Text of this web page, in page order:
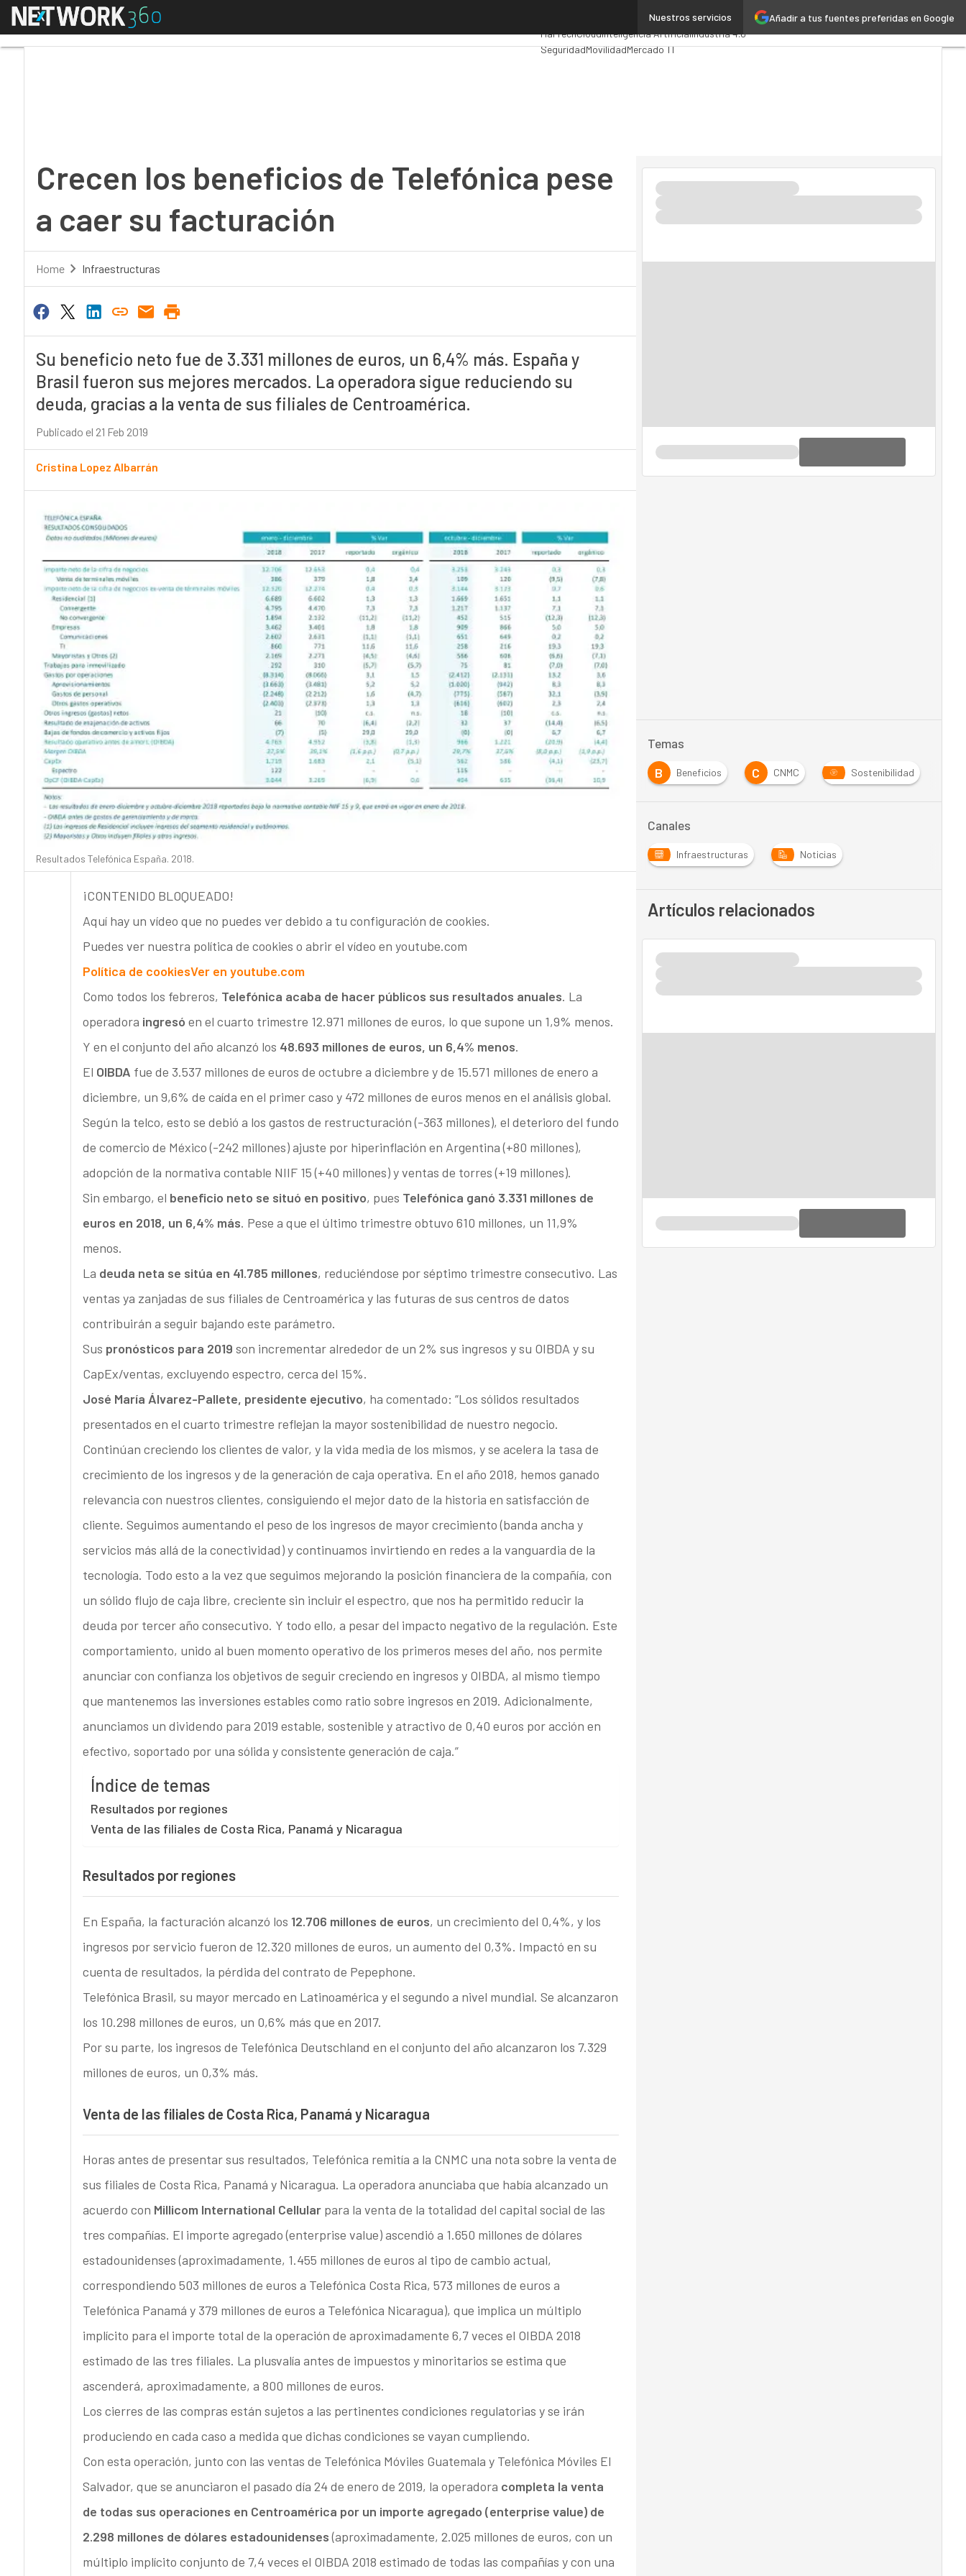
Añadir a tus fuentes preferidas en Google
Nuestros servicios
Menú AnalyticsAdministración Pública
MarTechCloudInteligencia ArtificialIndustria 4.0
SeguridadMovilidadMercado TI
Crecen los beneficios de Telefónica pese
a caer su facturación
Home Infraestructuras
Su beneficio neto fue de 3.331 millones de euros, un 6,4% más. España y
Brasil fueron sus mejores mercados. La operadora sigue reduciendo su
deuda, gracias a la venta de sus filiales de Centroamérica.
Publicado el 21 Feb 2019
Cristina Lopez Albarrán
Resultados Telefónica España. 2018.
¡CONTENIDO BLOQUEADO!
Aquí hay un vídeo que no puedes ver debido a tu configuración de cookies.
Puedes ver nuestra política de cookies o abrir el vídeo en youtube.com
Política de cookiesVer en youtube.com
Como todos los febreros, Telefónica acaba de hacer públicos sus resultados anuales. La
operadora ingresó en el cuarto trimestre 12.971 millones de euros, lo que supone un 1,9% menos.
Y en el conjunto del año alcanzó los 48.693 millones de euros, un 6,4% menos.
El OIBDA fue de 3.537 millones de euros de octubre a diciembre y de 15.571 millones de enero a
diciembre, un 9,6% de caída en el primer caso y 472 millones de euros menos en el análisis global.
Según la telco, esto se debió a los gastos de restructuración (-363 millones), el deterioro del fundo
de comercio de México (-242 millones) ajuste por hiperinflación en Argentina (+80 millones),
adopción de la normativa contable NIIF 15 (+40 millones) y ventas de torres (+19 millones).
Sin embargo, el beneficio neto se situó en positivo, pues Telefónica ganó 3.331 millones de
euros en 2018, un 6,4% más. Pese a que el último trimestre obtuvo 610 millones, un 11,9%
menos.
La deuda neta se sitúa en 41.785 millones, reduciéndose por séptimo trimestre consecutivo. Las
ventas ya zanjadas de sus filiales de Centroamérica y las futuras de sus centros de datos
contribuirán a seguir bajando este parámetro.
Sus pronósticos para 2019 son incrementar alrededor de un 2% sus ingresos y su OIBDA y su
CapEx/ventas, excluyendo espectro, cerca del 15%.
José María Álvarez-Pallete, presidente ejecutivo, ha comentado: “Los sólidos resultados
presentados en el cuarto trimestre reflejan la mayor sostenibilidad de nuestro negocio.
Continúan creciendo los clientes de valor, y la vida media de los mismos, y se acelera la tasa de
crecimiento de los ingresos y de la generación de caja operativa. En el año 2018, hemos ganado
relevancia con nuestros clientes, consiguiendo el mejor dato de la historia en satisfacción de
cliente. Seguimos aumentando el peso de los ingresos de mayor crecimiento (banda ancha y
servicios más allá de la conectividad) y continuamos invirtiendo en redes a la vanguardia de la
tecnología. Todo esto a la vez que seguimos mejorando la posición financiera de la compañía, con
un sólido flujo de caja libre, creciente sin incluir el espectro, que nos ha permitido reducir la
deuda por tercer año consecutivo. Y todo ello, a pesar del impacto negativo de la regulación. Este
comportamiento, unido al buen momento operativo de los primeros meses del año, nos permite
anunciar con confianza los objetivos de seguir creciendo en ingresos y OIBDA, al mismo tiempo
que mantenemos las inversiones estables como ratio sobre ingresos en 2019. Adicionalmente,
anunciamos un dividendo para 2019 estable, sostenible y atractivo de 0,40 euros por acción en
efectivo, soportado por una sólida y consistente generación de caja.”
Índice de temas
Resultados por regiones
Venta de las filiales de Costa Rica, Panamá y Nicaragua
Resultados por regiones
En España, la facturación alcanzó los 12.706 millones de euros, un crecimiento del 0,4%, y los
ingresos por servicio fueron de 12.320 millones de euros, un aumento del 0,3%. Impactó en su
cuenta de resultados, la pérdida del contrato de Pepephone.
Telefónica Brasil, su mayor mercado en Latinoamérica y el segundo a nivel mundial. Se alcanzaron
los 10.298 millones de euros, un 0,6% más que en 2017.
Por su parte, los ingresos de Telefónica Deutschland en el conjunto del año alcanzaron los 7.329
millones de euros, un 0,3% más.
Venta de las filiales de Costa Rica, Panamá y Nicaragua
Horas antes de presentar sus resultados, Telefónica remitía a la CNMC una nota sobre la venta de
sus filiales de Costa Rica, Panamá y Nicaragua. La operadora anunciaba que había alcanzado un
acuerdo con Millicom International Cellularpara la venta de la totalidad del capital social de las
tres compañías. El importe agregado (enterprise value) ascendió a 1.650 millones de dólares
estadounidenses (aproximadamente, 1.455 millones de euros al tipo de cambio actual,
correspondiendo 503 millones de euros a Telefónica Costa Rica, 573 millones de euros a
Telefónica Panamá y 379 millones de euros a Telefónica Nicaragua), que implica un múltiplo
implícito para el importe total de la operación de aproximadamente 6,7 veces el OIBDA 2018
estimado de las tres filiales. La plusvalía antes de impuestos y minoritarios se estima que
ascenderá, aproximadamente, a 800 millones de euros.
Los cierres de las compras están sujetos a las pertinentes condiciones regulatorias y se irán
produciendo en cada caso a medida que dichas condiciones se vayan cumpliendo.
Con esta operación, junto con las ventas de Telefónica Móviles Guatemala y Telefónica Móviles El
Salvador, que se anunciaron el pasado día 24 de enero de 2019, la operadora completa la venta
de todas sus operaciones en Centroamérica por un importe agregado (enterprise value) de
2.298 millones de dólares estadounidenses(aproximadamente, 2.025 millones de euros, con un
múltiplo implícito conjunto de 7,4 veces el OIBDA 2018 estimado de todas las compañías y con una
Temas
B
Beneficios C CNMC Sostenibilidad
Canales
Infraestructuras Noticias
Artículos relacionados